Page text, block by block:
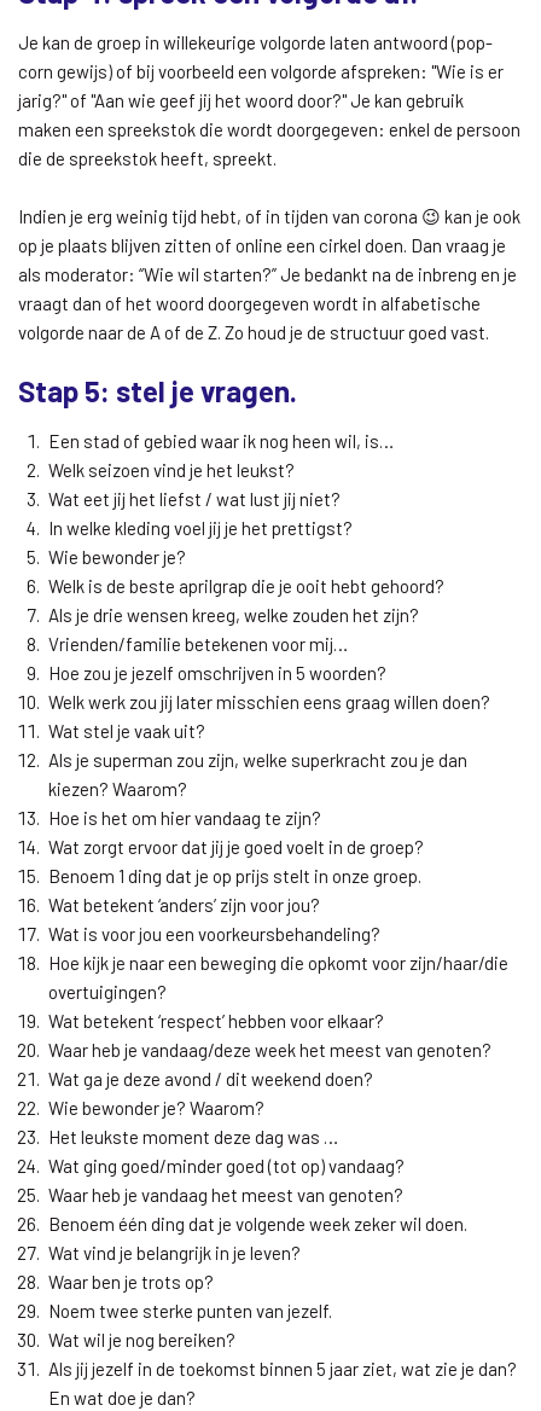
Je kan de groep in willekeurige volgorde laten antwoord (pop-
corn gewijs) of bij voorbeeld een volgorde afspreken: "Wie is er
jarig?" of "Aan wie geef jij het woord door?" Je kan gebruik
maken een spreekstok die wordt doorgegeven: enkel de persoon
die de spreekstok heeft, spreekt.
Indien je erg weinig tijd hebt, of in tijden van corona 😉 kan je ook
op je plaats blijven zitten of online een cirkel doen. Dan vraag je
als moderator: “Wie wil starten?” Je bedankt na de inbreng en je
vraagt dan of het woord doorgegeven wordt in alfabetische
volgorde naar de A of de Z. Zo houd je de structuur goed vast.
Stap 5: stel je vragen.
Een stad of gebied waar ik nog heen wil, is…
Welk seizoen vind je het leukst?
Wat eet jij het liefst / wat lust jij niet?
In welke kleding voel jij je het prettigst?
Wie bewonder je?
Welk is de beste aprilgrap die je ooit hebt gehoord?
Als je drie wensen kreeg, welke zouden het zijn?
Vrienden/familie betekenen voor mij…
Hoe zou je jezelf omschrijven in 5 woorden?
Welk werk zou jij later misschien eens graag willen doen?
Wat stel je vaak uit?
Als je superman zou zijn, welke superkracht zou je dan
kiezen? Waarom?
Hoe is het om hier vandaag te zijn?
Wat zorgt ervoor dat jij je goed voelt in de groep?
Benoem 1 ding dat je op prijs stelt in onze groep.
Wat betekent ‘anders’ zijn voor jou?
Wat is voor jou een voorkeursbehandeling?
Hoe kijk je naar een beweging die opkomt voor zijn/haar/die
overtuigingen?
Wat betekent ‘respect’ hebben voor elkaar?
Waar heb je vandaag/deze week het meest van genoten?
Wat ga je deze avond / dit weekend doen?
Wie bewonder je? Waarom?
Het leukste moment deze dag was …
Wat ging goed/minder goed (tot op) vandaag?
Waar heb je vandaag het meest van genoten?
Benoem één ding dat je volgende week zeker wil doen.
Wat vind je belangrijk in je leven?
Waar ben je trots op?
Noem twee sterke punten van jezelf.
Wat wil je nog bereiken?
Als jij jezelf in de toekomst binnen 5 jaar ziet, wat zie je dan?
En wat doe je dan?